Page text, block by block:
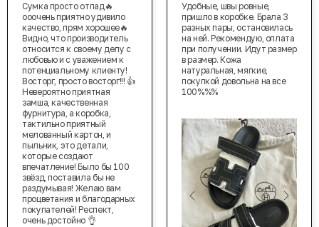
Сумка просто отпад🔥
ооочень приятно удивило
качество, прям хорошее🔥
Видно, что производитель
относится к своему делу с
любовью и с уважением к
потенциальному клиенту!
Восторг, просто восторг!!! 👍
Невероятно приятная
замша, качественная
фурнитура, а коробка,
тактильно приятный
мелованный картон, и
пыльник, это детали,
которые создают
впечатление! Было бы 100
звёзд, поставила бы не
раздумывая! Желаю вам
процветания и благодарных
покупателей! Респект,
очень достойно 👌
Удобные, швы ровные,
пришло в коробке. Брала 3
разных пары, остановилась
на ней. Рекомендую, оплата
при получении. Идут размер
в размер. Кожа
натуральная, мягкие,
покупкой довольна на все
100%%%